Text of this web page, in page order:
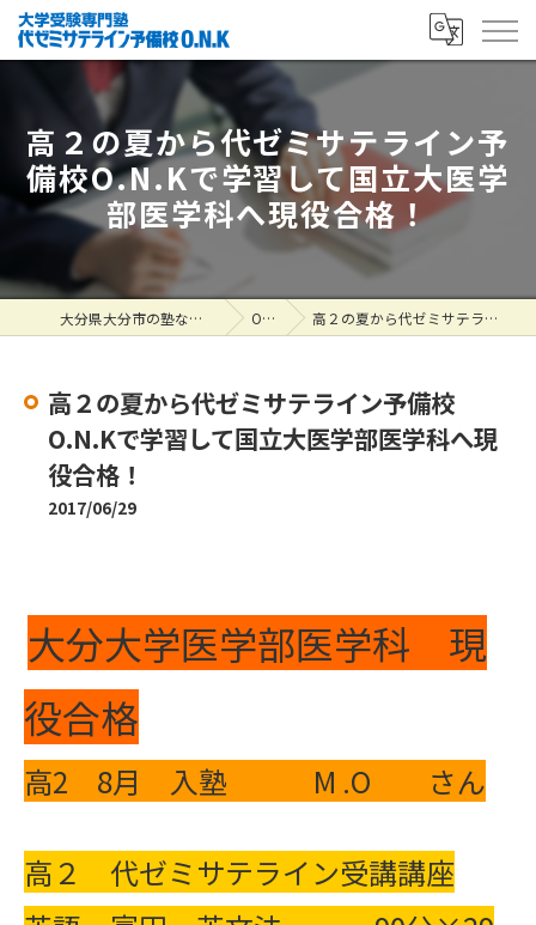
高２の夏から代ゼミサテライン予
備校O.N.Kで学習して国立大医学
部医学科へ現役合格！
大分県大分市の塾なら大学受験専門塾 代ゼミサテライン予備校O.N.K ONK掲示板 高２の夏から代ゼミサテライン予備校O.N.Kで学習して国立大医学部医学科へ現役合格！
高２の夏から代ゼミサテライン予備校
O.N.Kで学習して国立大医学部医学科へ現
役合格！
2017/06/29
大分大学医学部医学科 現
役合格
高2 8月 入塾 M .O さん
高２ 代ゼミサテライン受講講座